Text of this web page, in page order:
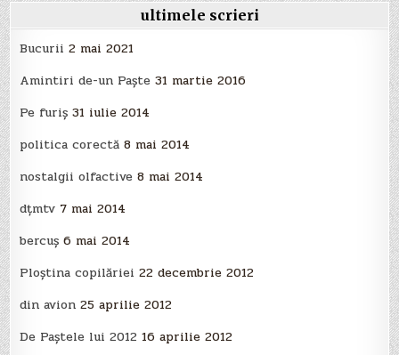
ultimele scrieri
Bucurii 2 mai 2021
Amintiri de-un Paște 31 martie 2016
Pe furiș 31 iulie 2014
politica corectă 8 mai 2014
nostalgii olfactive 8 mai 2014
dțmtv 7 mai 2014
bercuș 6 mai 2014
Ploştina copilăriei 22 decembrie 2012
din avion 25 aprilie 2012
De Paştele lui 2012 16 aprilie 2012